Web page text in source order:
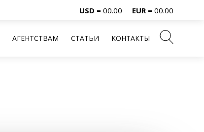
USD = 00.00 EUR = 00.00
АГЕНТСТВАМ СТАТЬИ КОНТАКТЫ